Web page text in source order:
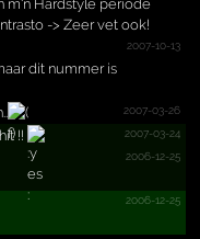
m'n Hardstyle periode
-> Zeer vet ook!
2007-10-13
dit nummer is
2007-03-26
2007-03-24
!!
2006-12-25
2006-12-25